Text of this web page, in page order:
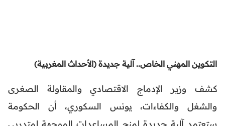
التكوين المهني الخاص.. آلية جديدة (الأحداث المغربية)
كشف وزير الإدماج الاقتصادي والمقاولة الصغرى
والشغل والكفاءات، يونس السكوري، أن الحكومة
ستعتمد آلية جديدة لمنح المساعدات الموجهة لمتدربي